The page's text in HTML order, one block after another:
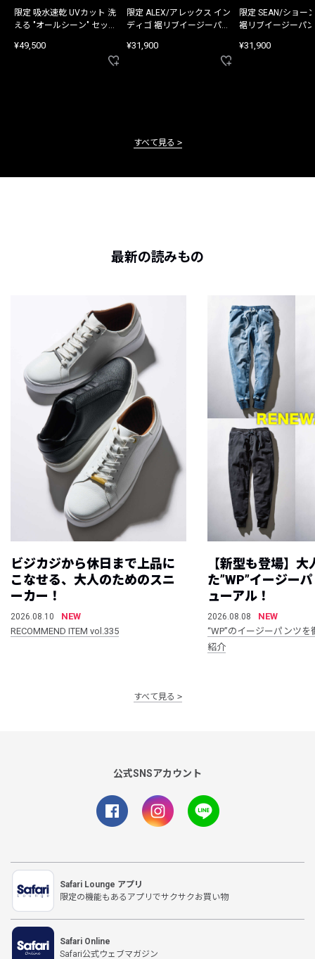
限定 吸水速乾 UVカット 洗
える "オールシーン" セット
¥49,500
限定 ALEX/アレックス イン
ディゴ 裾リブイージーパン
¥31,900
限定 SEAN/ショー
裾リブイージーパ
¥31,900
すべて見る
最新の読みもの
ビジカジから休日まで上品に
こなせる、大人のためのスニ
ーカー！
2026.08.10
NEW
RECOMMEND ITEM vol.335
【新型も登場】大
た”WP”イージー
ューアル！
2026.08.08
NEW
“WP”のイージーパンツ
紹介
すべて見る
公式SNSアカウント
Safari Lounge アプリ
限定の機能もあるアプリでサクサクお買い物
Safari Online
Safari公式ウェブマガジン